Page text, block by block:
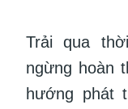
Trải qua
ngừng hoàn
hướng phát